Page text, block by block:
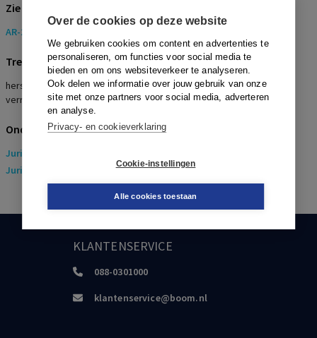
Over de cookies op deze website
We gebruiken cookies om content en advertenties te
personaliseren, om functies voor social media te
bieden en om ons websiteverkeer te analyseren.
Ook delen we informatie over jouw gebruik van onze
site met onze partners voor social media, adverteren
en analyse.
Privacy- en cookieverklaring
Cookie-instellingen
Alle cookies toestaan
Zie ook
AR-2015-1237
Trefwoorden
herstel van de arbeidsovereenkomst, ontslag op staande voet,
verrekening, rittengeld, touringcarchauffeur
Onderwerpen
Juridisch
Juridisch
> Sociaal Zekerheidsrecht
KLANTENSERVICE
088-0301000
klantenservice@boom.nl